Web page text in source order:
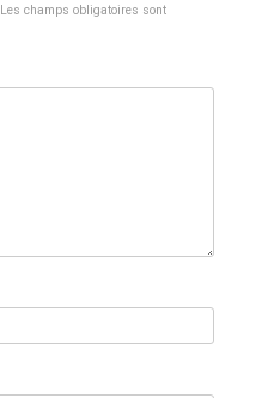
Les champs obligatoires sont